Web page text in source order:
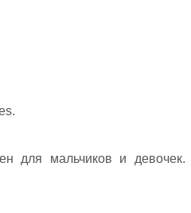
для мальчиков и